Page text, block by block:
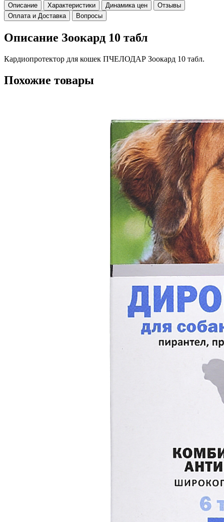
Описание Характеристики Динамика цен
Отзывы
Оплата и Доставка
Вопросы
Описание Зоокард 10 табл
Кардиопротектор для кошек ПЧЕЛОДАР Зоокард 10 табл.
Похожие товары